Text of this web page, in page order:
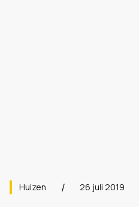
Huizen 26 juli 2019